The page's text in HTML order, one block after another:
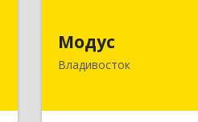
Модус
Владивосток
Владивосток г,